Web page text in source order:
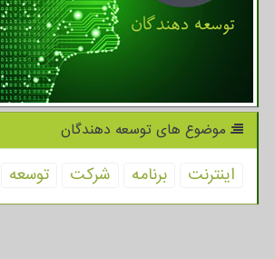
موضوع های توسعه دهندگان
اینترنت برنامه شركت توسعه